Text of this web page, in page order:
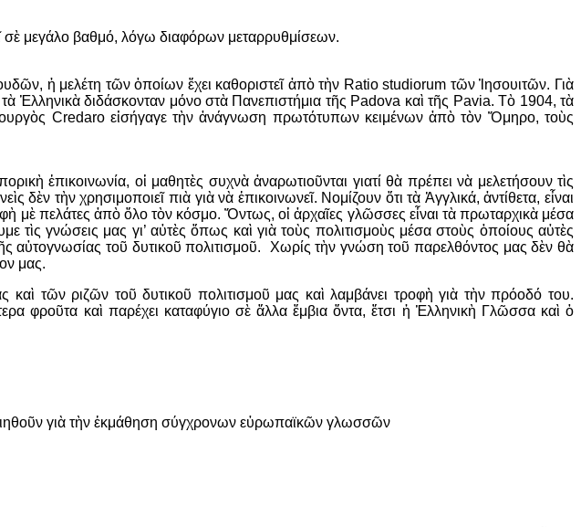
σὲ μεγάλο βαθμό, λόγω διαφόρων μεταρρυθμίσεων.
ἡ μελέτη τῶν ὁποίων ἔχει καθοριστεῖ ἀπὸ τὴν Ratio studiorum τῶν Ἰησουιτῶν. Γιὰ
διδάσκονταν μόνο στὰ Πανεπιστήμια τῆς Padova καὶ τῆς Pavia. Τὸ 1904, τὰ
Credaro εἰσήγαγε τὴν ἀνάγνωση πρωτότυπων κειμένων ἀπὸ τὸν Ὅμηρο, τοὺς
ἐπικοινωνία, οἱ μαθητὲς συχνὰ ἀναρωτιοῦνται γιατί θὰ πρέπει νὰ μελετήσουν τὶς
τὴν χρησιμοποιεῖ πιὰ γιὰ νὰ ἐπικοινωνεῖ. Νομίζουν ὅτι τὰ Ἀγγλικά, ἀντίθετα, εἶναι
μὲ πελάτες ἀπὸ ὅλο τὸν κόσμο. Ὄντως, οἱ ἀρχαῖες γλῶσσες εἶναι τὰ πρωταρχικὰ μέσα
τὶς γνώσεις μας γι’ αὐτὲς ὅπως καὶ γιὰ τοὺς πολιτισμοὺς μέσα στοὺς ὁποίους αὐτὲς
αὐτογνωσίας τοῦ δυτικοῦ πολιτισμοῦ. Χωρίς τὴν γνώση τοῦ παρελθόντος μας δὲν θὰ
μας.
καὶ τῶν ριζῶν τοῦ δυτικοῦ πολιτισμοῦ μας καὶ λαμβάνει τροφὴ γιὰ τὴν πρόοδό του.
φροῦτα καὶ παρέχει καταφύγιο σὲ ἄλλα ἔμβια ὄντα, ἔτσι ἡ Ἑλληνικὴ Γλῶσσα καὶ ὁ
γιὰ τὴν ἐκμάθηση σύγχρονων εὐρωπαϊκῶν γλωσσῶν